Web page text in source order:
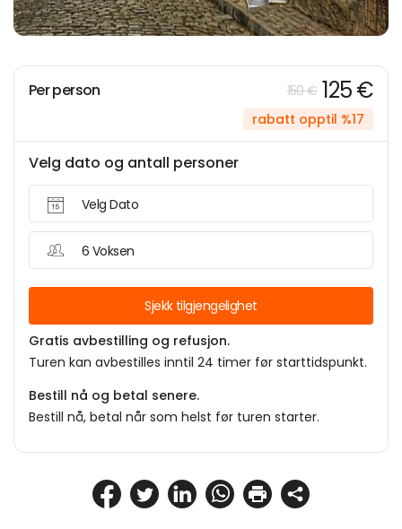
Per person 150 € 125 €
rabatt opptil %17
Velg dato og antall personer
Velg Dato
6 Voksen
Sjekk tilgjengelighet
Gratis avbestilling og refusjon.
Turen kan avbestilles inntil 24 timer før starttidspunkt.
Bestill nå og betal senere.
Bestill nå, betal når som helst før turen starter.